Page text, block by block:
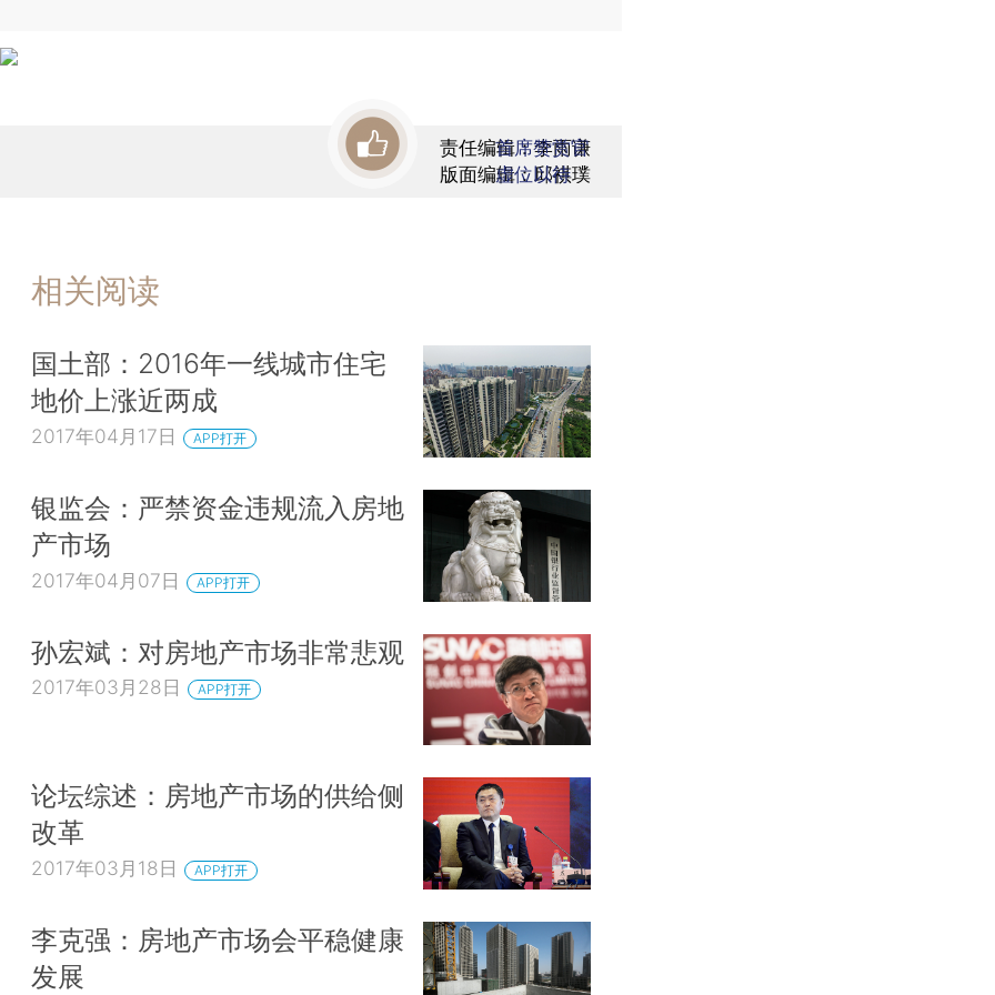
责任编辑：李雨谦
版面编辑：邱祺璞
首席赞赏官
虚位以待
相关阅读
国土部：2016年一线城市住宅
地价上涨近两成
2017年04月17日 APP打开
银监会：严禁资金违规流入房地
产市场
2017年04月07日 APP打开
孙宏斌：对房地产市场非常悲观
2017年03月28日 APP打开
论坛综述：房地产市场的供给侧
改革
2017年03月18日 APP打开
李克强：房地产市场会平稳健康
发展